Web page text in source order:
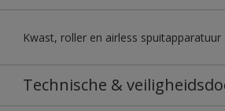
Kwast, roller en airless spuitapparatuur
Technische &